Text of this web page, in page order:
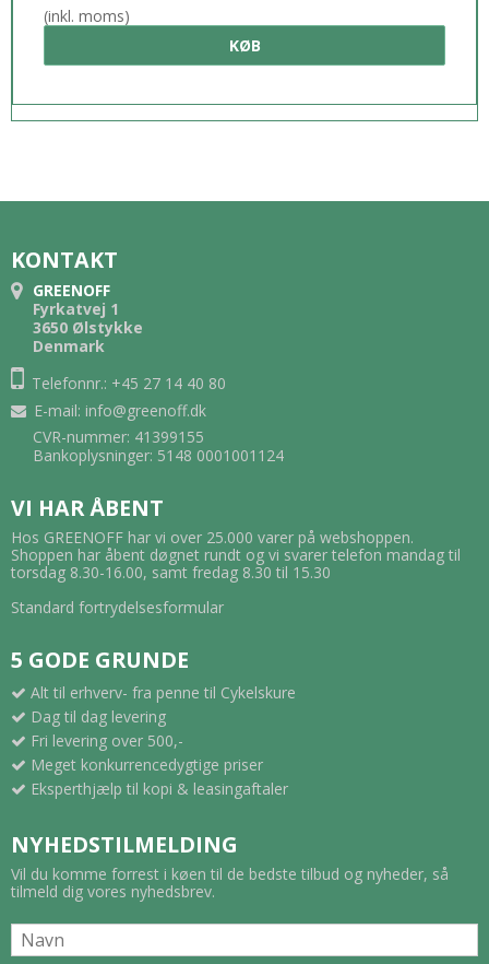
(inkl. moms)
KØB
KONTAKT
GREENOFF
Fyrkatvej 1
3650 Ølstykke
Denmark
Telefonnr.: +45 27 14 40 80
E-mail: info@greenoff.dk
CVR-nummer: 41399155
Bankoplysninger: 5148 0001001124
VI HAR ÅBENT
Hos GREENOFF har vi over 25.000 varer på webshoppen.
Shoppen har åbent døgnet rundt og vi svarer telefon mandag til
torsdag 8.30-16.00, samt fredag 8.30 til 15.30
Standard fortrydelsesformular
5 GODE GRUNDE
Alt til erhverv- fra penne til Cykelskure
Dag til dag levering
Fri levering over 500,-
Meget konkurrencedygtige priser
Eksperthjælp til kopi & leasingaftaler
NYHEDSTILMELDING
Vil du komme forrest i køen til de bedste tilbud og nyheder, så
tilmeld dig vores nyhedsbrev.